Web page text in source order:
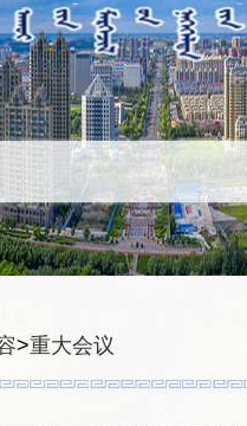
>重大会议